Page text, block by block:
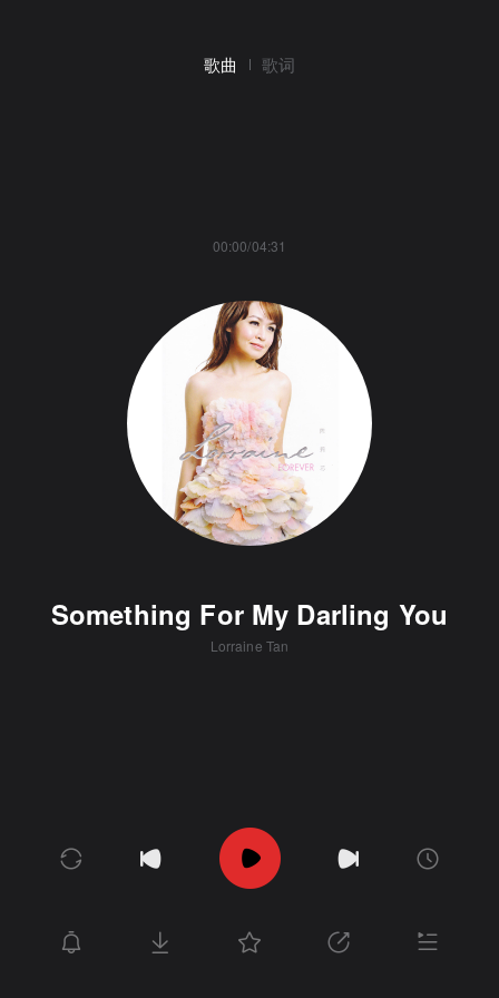
歌曲 歌词
00:00/04:31
Something For My Darling You
Lorraine Tan